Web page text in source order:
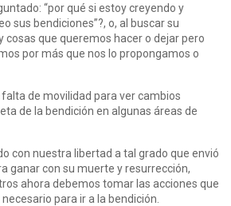
“por qué si estoy creyendo y
sus bendiciones”?, o, al buscar su
cosas que queremos hacer o dejar pero
por más que nos lo propongamos o
de movilidad para ver cambios
de la bendición en algunas áreas de
con nuestra libertad a tal grado que envió
ganar con su muerte y resurrección,
ahora debemos tomar las acciones que
para ir a la bendición.